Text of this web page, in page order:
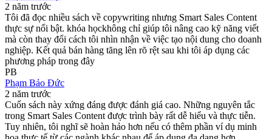
2 năm trước
Tôi đã đọc nhiều sách về copywriting nhưng Smart Sales Content
thực sự nổi bật. khóa họckhông chỉ giúp tôi nâng cao kỹ năng viết
mà còn thay đổi cách tôi nhìn nhận về việc tạo nội dung cho doanh
nghiệp. Kết quả bán hàng tăng lên rõ rệt sau khi tôi áp dụng các
phương pháp trong đây
PB
Phạm Bảo Đức
2 năm trước
Cuốn sách này xứng đáng được đánh giá cao. Những nguyên tắc
trong Smart Sales Content được trình bày rất dễ hiểu và thực tiễn.
Tuy nhiên, tôi nghĩ sẽ hoàn hảo hơn nếu có thêm phần ví dụ minh